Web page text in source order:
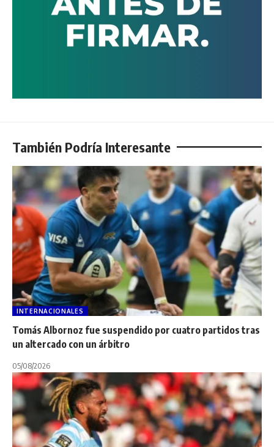
También Podría Interesante
INTERNACIONALES
Tomás Albornoz fue suspendido por cuatro partidos tras
un altercado con un árbitro
05/08/2026